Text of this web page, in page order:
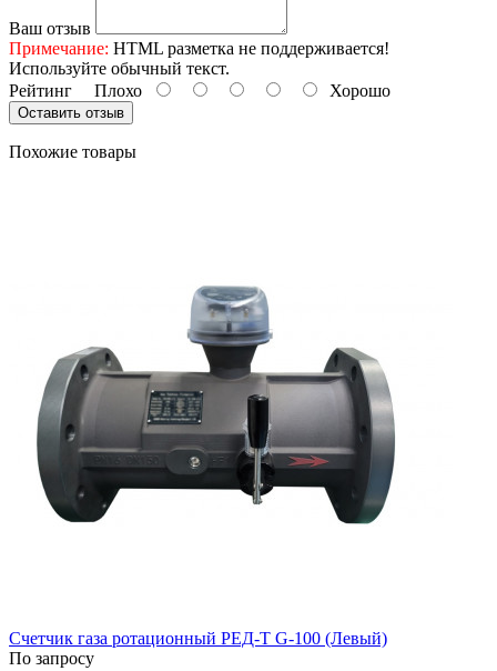
Ваш отзыв
Примечание: HTML разметка не поддерживается!
Используйте обычный текст.
Рейтинг Плохо Хорошо
Оставить отзыв
Похожие товары
Счетчик газа ротационный РЕД-Т G-100 (Левый)
По запросу